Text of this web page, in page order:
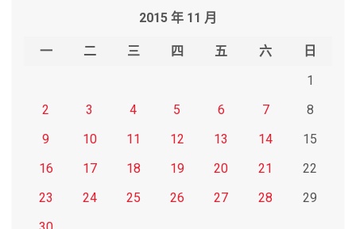
2015 年 11 月
一 二 三 四 五 六
日
1
2
3 4 5 6 7
8
9
10 11 12 13 14
15
16
17 18 19 20 21
22
23
24 25 26 27 28
29